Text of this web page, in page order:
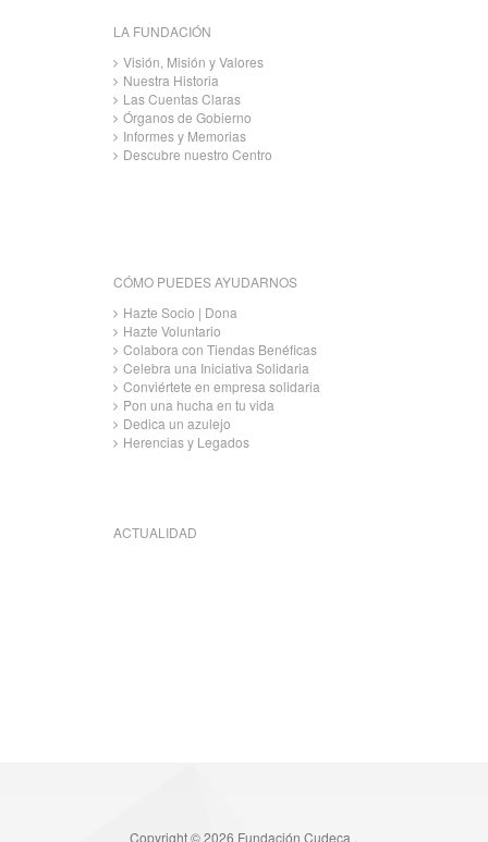
LA FUNDACIÓN
Visión, Misión y Valores
Nuestra Historia
Las Cuentas Claras
Órganos de Gobierno
Informes y Memorias
Descubre nuestro Centro
CÓMO PUEDES AYUDARNOS
Hazte Socio | Dona
Hazte Voluntario
Colabora con Tiendas Benéficas
Celebra una Iniciativa Solidaria
Conviértete en empresa solidaria
Pon una hucha en tu vida
Dedica un azulejo
Herencias y Legados
ACTUALIDAD
Copyright © 2026 Fundación Cudeca .